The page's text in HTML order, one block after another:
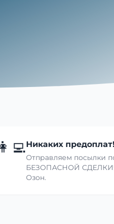
Никаких предоплат!
Отправляем посылки
БЕЗОПАСНОЙ
Озон.